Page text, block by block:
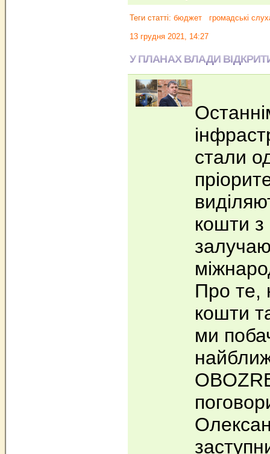
Теги статті: бюджет громадські
13 грудня 2021, 14:27
У ПЛАНАХ ВЛАДИ
стали
кошти з
Про те,
кошти
ми